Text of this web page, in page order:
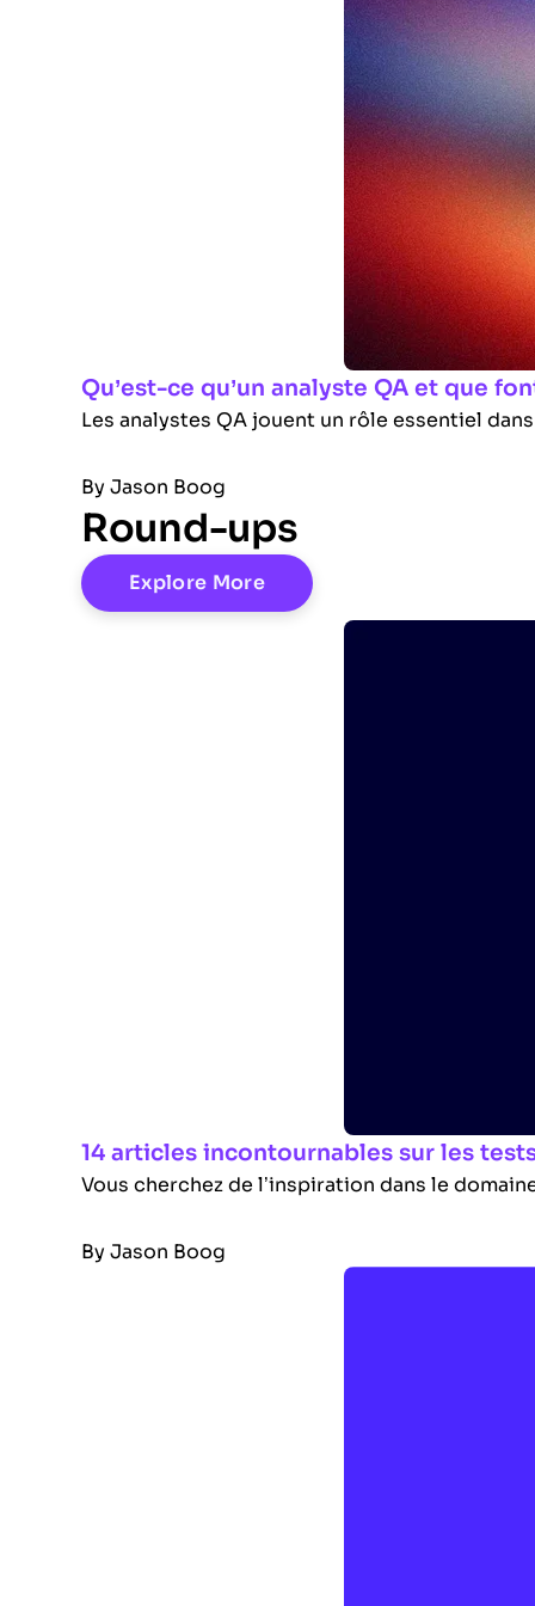
Qu’est-ce qu’un analyste QA et que
Les analystes QA jouent un rôle essentiel
By Jason Boog
Round-ups
Explore More
14 articles incontournables sur les
Vous cherchez de l’inspiration dans le
By Jason Boog